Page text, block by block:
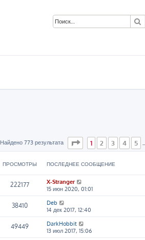
Найдено 773 результата Страница из
1 2 3 4 5
ПРОСМОТРЫ ПОСЛЕДНЕЕ СООБЩЕНИЕ
222177
X-Stranger
15 июн 2020, 01:01
38410
Deb
14 дек 2017, 12:40
49449
DarkHobbit
13 июл 2017, 15:06